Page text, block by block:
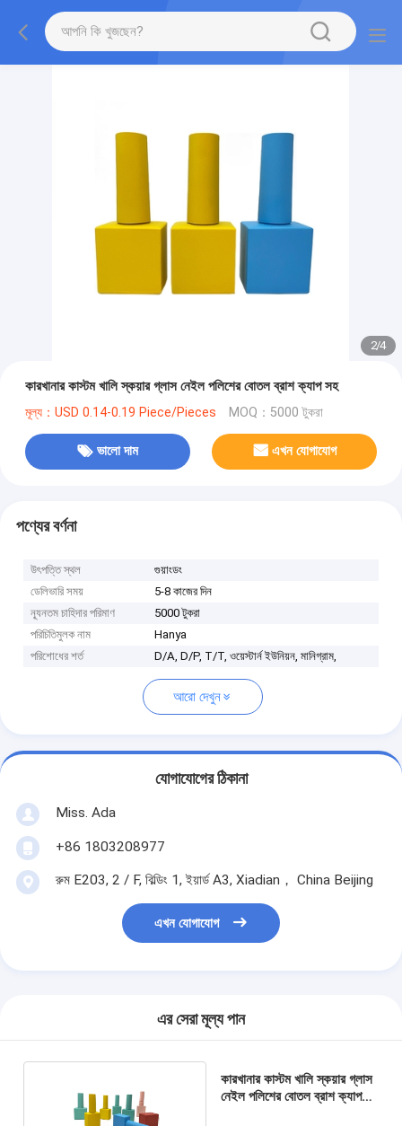
2/4
কারখানার কাস্টম খালি স্কয়ার গ্লাস নেইল পলিশের বোতল ব্রাশ ক্যাপ সহ
মূল্য：USD 0.14-0.19 Piece/Pieces MOQ：5000 টুকরা
ভালো দাম এখন যোগাযোগ
পণ্যের বর্ণনা
উৎপত্তি স্থল
গুয়াংডং
ডেলিভারি সময়
5-8 কাজের দিন
ন্যূনতম চাহিদার পরিমাণ
5000 টুকরা
পরিচিতিমুলক নাম
Hanya
পরিশোধের শর্ত
D/A, D/P, T/T, ওয়েস্টার্ন ইউনিয়ন, মানিগ্রাম,
আরো দেখুন
যোগাযোগের ঠিকানা
Miss. Ada
+86 1803208977
রুম E203, 2 / F, বিল্ডিং 1, ইয়ার্ড A3, Xiadian， China Beijing
এখন যোগাযোগ
এর সেরা মূল্য পান
কারখানার কাস্টম খালি স্কয়ার গ্লাস
নেইল পলিশের বোতল ব্রাশ ক্যাপ